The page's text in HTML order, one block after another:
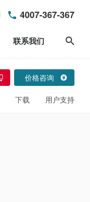
4007-367-367
联系我们
价格咨询
下载 用户支持